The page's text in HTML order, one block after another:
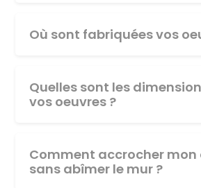
Où sont fabriquées vos
Quelles sont les
vos oeuvres ?
Comment accrocher mon
sans abîmer le mur ?